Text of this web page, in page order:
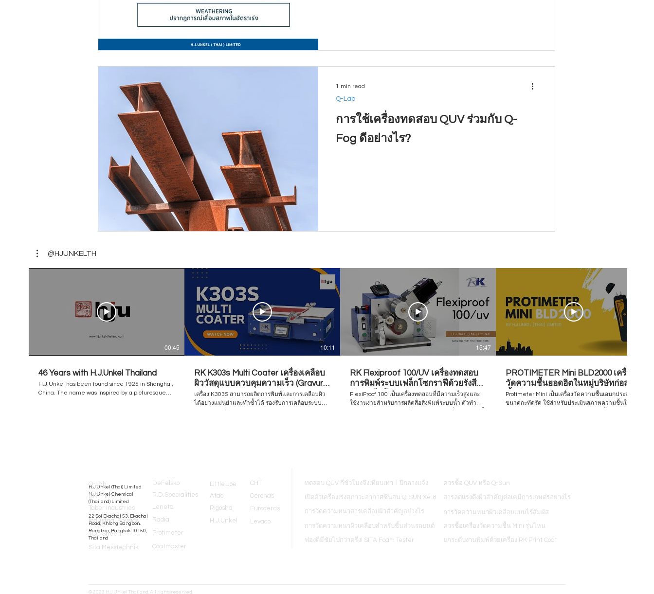
การใช้เครื่องทดสอบ QUV ร่วมกับ Q-
Fog ดีอย่างไร?
Q-Lab
1 min read
@HJUNKELTH
00:45
46 Years with H.J.Unkel Thailand
H.J.Unkel has been found since 1925 in Shanghai,
China. The name was inspired by a picturesque
are closely connected with leading professional
technology in Europe and America, and have rich
experience in testing instruments and water-
based chemical raw materials. We introduce the
world's best equipment and chemical raw
materials, and provide professional services to
users. We are committed to becoming experts in
the industry to meet the diverse requirements of
10:11
RK K303s Multi Coater เครื่องเคลือบ
ผิววัสดุแบบควบคุมความเร็ว (Gravure
/ Flexo / Bar Coater)
เครื่อง K303S สามารถผลิตการพิมพ์และการเคลือบผิว
ได้อย่างแม่นยำและทำซ้ำได้ รองรับการเคลือบระบบ
15:47
RK Flexiproof 100/UV เครื่องทดสอบ
การพิมพ์ระบบเฟล็กโซกราฟีด้วยรังสี
อัลตราไวโอเลต
FlexiProof 100 เป็นเครื่องทดสอบที่มีความเร็วสูงและ
ใช้งานง่ายสำหรับการผลิตสื่อสิ่งพิมพ์ระบบน้ำ ตัวทำ
more www.hjunkel-thailand.com Inquiry/Quotation
PROTIMETER Mini BLD2000 เครื่อง
วัดความชื้นยอดฮิตในหมู่บริษัทก่อสร้าง
ชั้นนำ
Protimeter Mini เป็นเครื่องวัดความชื้นเอนกประสงค์
ขนาดกะทัดรัด ใช้สำหรับประเมินสภาพความชื้นใน
ทดสอบ QUV กี่ชั่วโมงจึงเทียบเท่า 1 ปีกลางแจ้ง
เปิดตัวเครื่องเร่งสภาวะอากาศซีนอน Q-SUN Xe-8
การวัดความหนาสารเคลือบผิวสำคัญอย่างไร
การวัดความหนาผิวเคลือบสำหรับชิ้นส่วนรถยนต์
ฟองดีมีชัยไปกว่าครึ่ง! SITA Foam Tester
ควรซื้อ QUV หรือ Q-Sun
สารลดแรงตึงผิวสำคัญต่อเคมีการเกษตรอย่างไร
การวัดความหนาผิวเคลือบแบบไร้สัมผัส
ควรซื้อเครื่องวัดความชื้น Mini รุ่นไหน
ยกระดับงานพิมพ์ด้วยเครื่อง RK Print Coat
H.J.Unkel (Thai) Limited
H.J.Unkel Chemical
(Thailand) Limited
​22 Soi Ekachai 53, Ekachai
Road, Khlong Bangbon,
Bangbon, Bangkok 10150,
Thailand
Q-Lab
RK Print
Taber Industries
Industrial Physics
TQC Sheen
Sita Messtechnik
DeFelsko
R.D.Specialities
Leneta
Radia
Protimeter
Coatmaster
Little Joe
Atac
Rigosha
H.J.Unkel
CHT
Ceronas
Euroceras
Levaco
© 2023 H.J.Unkel Thailand. All rights reserved.